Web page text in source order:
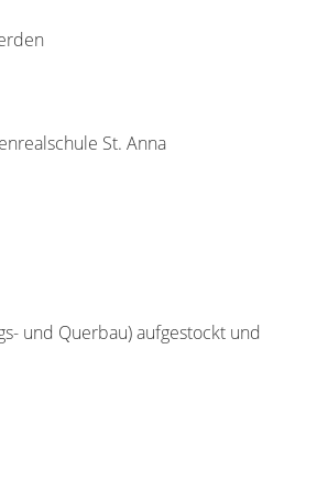
St. Anna
und Querbau) aufgestockt und